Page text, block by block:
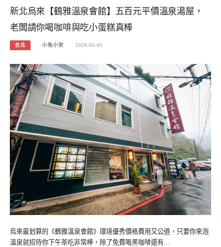
新北烏來【鶴雅溫泉會館】五百元平價溫泉湯屋，
老闆請你喝咖啡與吃小蛋糕真棒
台北 小兔小安 2026-05-01
烏來最划算的《鶴雅溫泉會館》環境優秀價格費用又公道，只要你來泡
溫泉就招待你下午茶吃非常棒，除了免費喝黑咖啡還有…